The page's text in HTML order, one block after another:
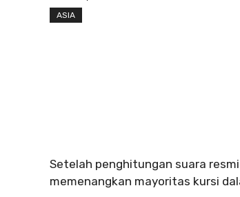
ASIA
Setelah penghitungan suara
memenangkan mayoritas kursi